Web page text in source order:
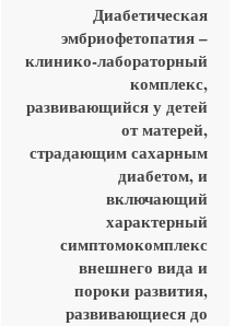
Диабетическая
эмбриофетопатия –
клинико-лабораторный
комплекс,
развивающийся у детей
от матерей,
страдающим сахарным
диабетом, и
включающий
характерный
симптомокомплекс
внешнего вида и
пороки развития,
развивающиеся до